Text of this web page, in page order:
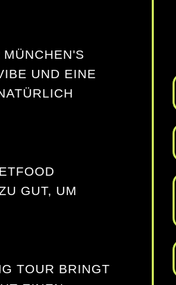
UND EINE
GUT, UM
TOUR BRINGT